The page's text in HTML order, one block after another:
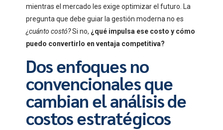
mientras el mercado les exige optimizar el futuro. La
pregunta que debe guiar la gestión moderna no es
¿cuánto costó?Si no, ¿qué impulsa ese costo y cómo
puedo convertirlo en ventaja competitiva?
Dos enfoques no
convencionales que
cambian el análisis de
costos estratégicos